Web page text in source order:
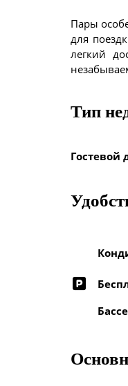
Пары
для
легкий
Тип
Гостевой